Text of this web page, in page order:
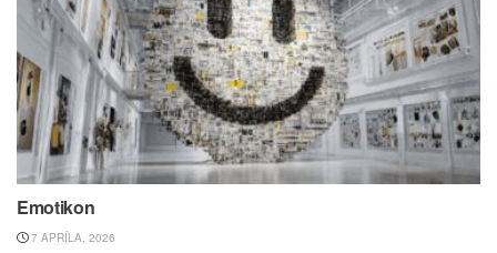
Emotikon
7 APRÍLA, 2026